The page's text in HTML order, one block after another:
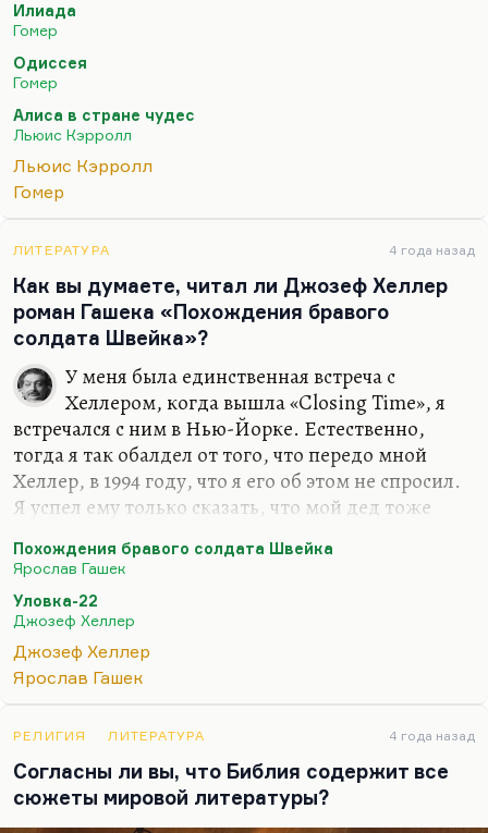
Отсюда, кстати, очень многие бредовые
коннотации. Мне близка вот эта мысль
Кубатиева, что «Улисс» — дневной роман, а
«Finnegans Wake» — ночной роман, попытка
построить язык ночи и язык бреда.
И в этом смысле, наверное (вот это очень
интересный вывод), можно было бы добавить
странствии, а есть сюжет о загробном бытии.
Илиада
Гомер
Одиссея
Гомер
Алиса в стране чудес
Льюис Кэрролл
Льюис Кэрролл
Гомер
ЛИТЕРАТУРА 4 года назад
Как вы думаете, читал ли Джозеф Хеллер
роман Гашека «Похождения бравого
солдата Швейка»?
У меня была единственная встреча с
Хеллером, когда вышла «Closing Time», я
встречался с ним в Нью-Йорке. Естественно,
тогда я так обалдел от того, что передо мной
Хеллер, в 1994 году, что я его об этом не спросил.
Я успел ему только сказать, что мой дед тоже
причастен к этому. Я Хеллера очень люблю.
Конечно, я уверен, что фугообразное построение
«Уловки-22» и особенно «Что-то случилось»,
кружение мыслей вокруг одного и того же, вот
это педалирование постоянное ровного, нудного,
казарменного фона жизни, этот волшебно
до некоторой утончённости,— конечно, это из
«Швейка» пришло.
Просто Гашек в силу…
Похождения бравого солдата Швейка
Ярослав Гашек
Уловка-22
Джозеф Хеллер
Джозеф Хеллер
Ярослав Гашек
РЕЛИГИЯ ЛИТЕРАТУРА 4 года назад
Согласны ли вы, что Библия содержит все
сюжеты мировой литературы?